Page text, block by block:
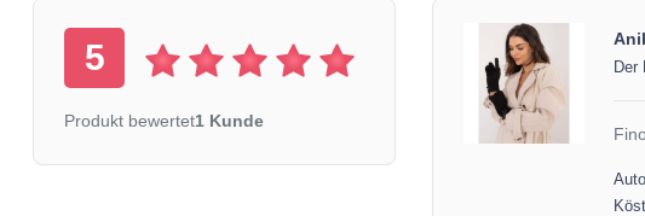
5
Produkt bewertet1 Kunde
Der